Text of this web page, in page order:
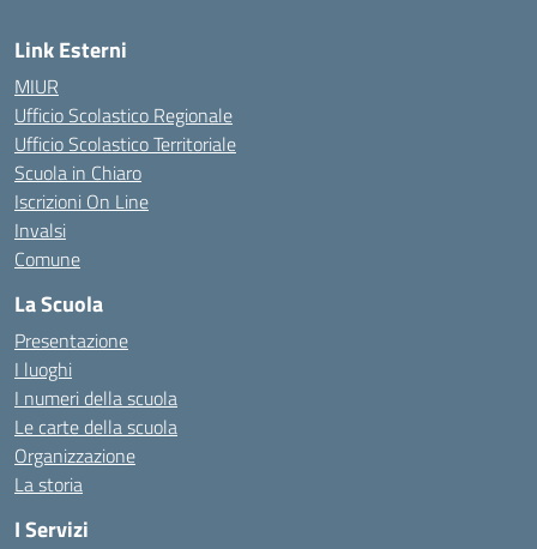
Link Esterni
MIUR
Ufficio Scolastico Regionale
Ufficio Scolastico Territoriale
Scuola in Chiaro
Iscrizioni On Line
Invalsi
Comune
La Scuola
Presentazione
I luoghi
I numeri della scuola
Le carte della scuola
Organizzazione
La storia
I Servizi